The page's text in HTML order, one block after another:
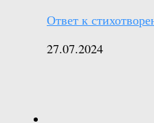
Ответ к
27.07.2024